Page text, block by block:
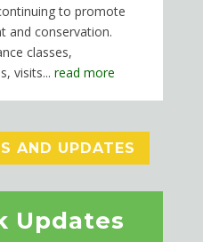
to promote
and conservation.
classes,
visits... read more
AND UPDATES
Updates